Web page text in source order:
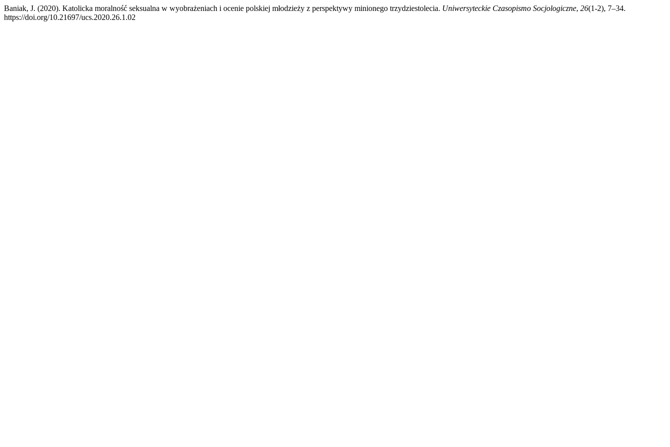
Baniak, J. (2020). Katolicka moralność seksualna w wyobrażeniach i ocenie polskiej młodzieży z perspektywy minionego trzydziestolecia. Uniwersyteckie Czasopismo Socjologiczne, 26(1-2), 7–34.
https://doi.org/10.21697/ucs.2020.26.1.02